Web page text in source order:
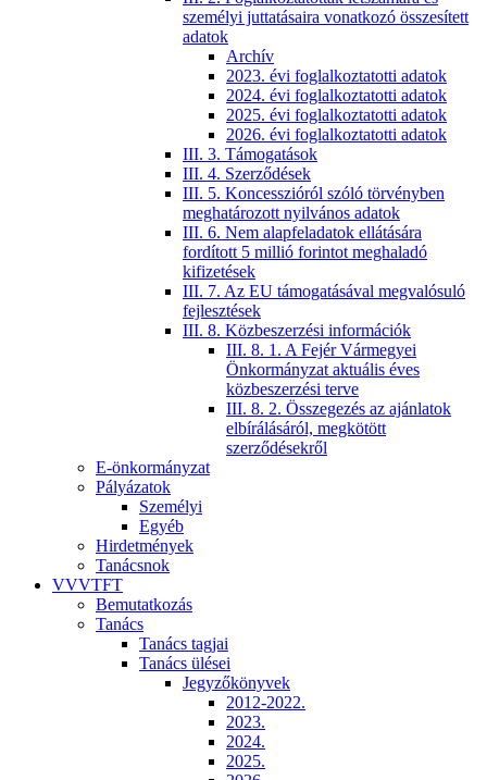
személyi juttatásaira vonatkozó összesített
adatok
Archív
2023. évi foglalkoztatotti adatok
2024. évi foglalkoztatotti adatok
2025. évi foglalkoztatotti adatok
2026. évi foglalkoztatotti adatok
III. 3. Támogatások
III. 4. Szerződések
III. 5. Koncesszióról szóló törvényben
meghatározott nyilvános adatok
III. 6. Nem alapfeladatok ellátására
fordított 5 millió forintot meghaladó
kifizetések
III. 7. Az EU támogatásával megvalósuló
fejlesztések
III. 8. Közbeszerzési információk
III. 8. 1. A Fejér Vármegyei
Önkormányzat aktuális éves
közbeszerzési terve
III. 8. 2. Összegezés az ajánlatok
elbírálásáról, megkötött
szerződésekről
E-önkormányzat
Pályázatok
Személyi
Egyéb
Hirdetmények
Tanácsnok
VVVTFT
Bemutatkozás
Tanács
Tanács tagjai
Tanács ülései
Jegyzőkönyvek
2012-2022.
2023.
2024.
2025.